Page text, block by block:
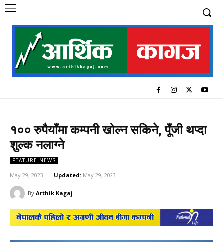
१०० रुपैयाँमा कम्पनी खोल्न सकिने, पूँजी थप्दा
शुल्क नलाग्ने
FEATURE NEWS
May 29, 2023 Updated: May 29, 2023
By Arthik Kagaj